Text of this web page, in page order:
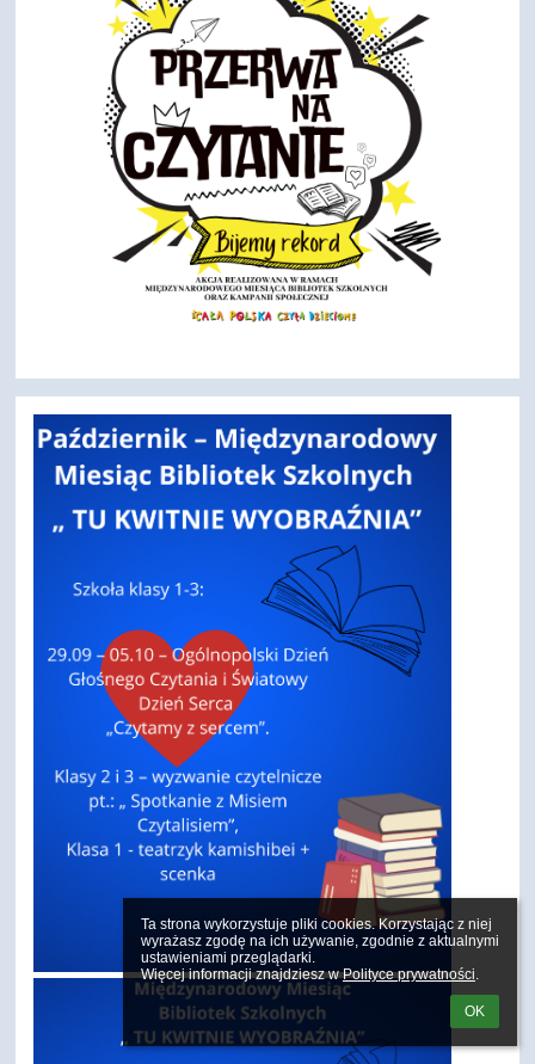
Ta strona wykorzystuje pliki cookies. Korzystając z niej
wyrażasz zgodę na ich używanie, zgodnie z aktualnymi
ustawieniami przeglądarki.
Więcej informacji znajdziesz w Polityce prywatności.
OK